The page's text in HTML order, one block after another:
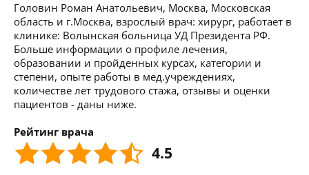
Головин Роман Анатольевич, Москва, Московская
область и г.Москва, взрослый врач: хирург, работает в
клинике: Волынская больница УД Президента РФ.
Больше информации о профиле лечения,
образовании и пройденных курсах, категории и
степени, опыте работы в мед.учреждениях,
количестве лет трудового стажа, отзывы и оценки
пациентов - даны ниже.
Рейтинг врача
4.5